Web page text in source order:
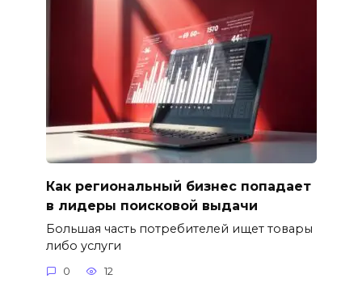
Как региональный бизнес попадает
в лидеры поисковой выдачи
Большая часть потребителей ищет товары
либо услуги
0 12